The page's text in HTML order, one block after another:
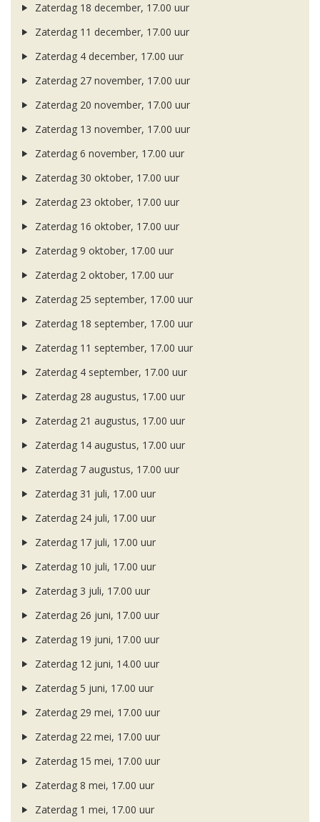
Zaterdag 18 december, 17.00 uur
Zaterdag 11 december, 17.00 uur
Zaterdag 4 december, 17.00 uur
Zaterdag 27 november, 17.00 uur
Zaterdag 20 november, 17.00 uur
Zaterdag 13 november, 17.00 uur
Zaterdag 6 november, 17.00 uur
Zaterdag 30 oktober, 17.00 uur
Zaterdag 23 oktober, 17.00 uur
Zaterdag 16 oktober, 17.00 uur
Zaterdag 9 oktober, 17.00 uur
Zaterdag 2 oktober, 17.00 uur
Zaterdag 25 september, 17.00 uur
Zaterdag 18 september, 17.00 uur
Zaterdag 11 september, 17.00 uur
Zaterdag 4 september, 17.00 uur
Zaterdag 28 augustus, 17.00 uur
Zaterdag 21 augustus, 17.00 uur
Zaterdag 14 augustus, 17.00 uur
Zaterdag 7 augustus, 17.00 uur
Zaterdag 31 juli, 17.00 uur
Zaterdag 24 juli, 17.00 uur
Zaterdag 17 juli, 17.00 uur
Zaterdag 10 juli, 17.00 uur
Zaterdag 3 juli, 17.00 uur
Zaterdag 26 juni, 17.00 uur
Zaterdag 19 juni, 17.00 uur
Zaterdag 12 juni, 14.00 uur
Zaterdag 5 juni, 17.00 uur
Zaterdag 29 mei, 17.00 uur
Zaterdag 22 mei, 17.00 uur
Zaterdag 15 mei, 17.00 uur
Zaterdag 8 mei, 17.00 uur
Zaterdag 1 mei, 17.00 uur